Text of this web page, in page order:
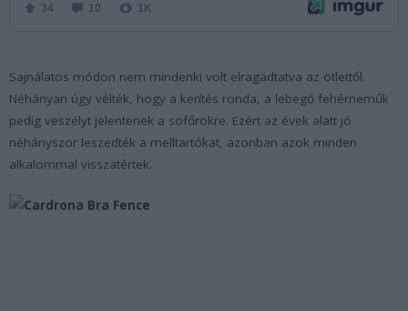
Sajnálatos módon nem mindenki volt elragadtatva az ötlettől.
Néhányan úgy vélték, hogy a kerítés ronda, a lebegő fehérneműk
pedig veszélyt jelentenek a sofőrökre. Ezért az évek alatt jó
néhányszor leszedték a melltartókat, azonban azok minden
alkalommal visszatértek.